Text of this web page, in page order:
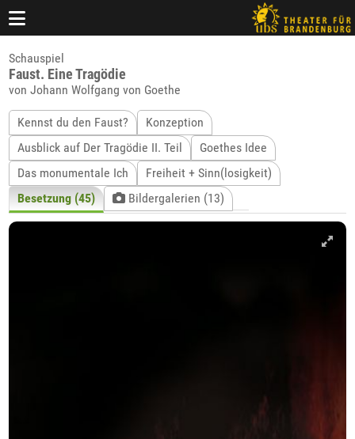
Schauspiel
Faust. Eine Tragödie
von Johann Wolfgang von Goethe
Kennst du den Faust?
Konzeption
Ausblick auf Der Tragödie II. Teil
Goethes Idee
Das monumentale Ich
Freiheit + Sinn(losigkeit)
Besetzung (45)
Bildergalerien (13)